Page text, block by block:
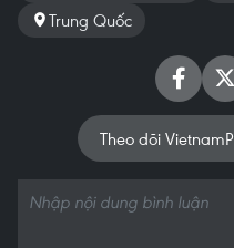
Trung Quốc
Theo dõi